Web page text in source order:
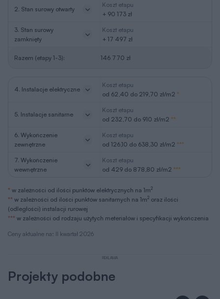
Ceny aktualne na: II kwartał 2026
2. Stan surowy otwarty
Koszt etapu
+ 90 173 zł
3. Stan surowy
zamknięty
Koszt etapu
+ 17 497 zł
Razem (etapy 1-3): 146 770 zł
4. Instalacje elektryczne
Koszt etapu
od 62,40 do 219,70 zł/m2 *
5. Instalacje sanitarne
Koszt etapu
od 232,70 do 910 zł/m2 **
6. Wykończenie
zewnętrzne
Koszt etapu
od 126,10 do 638,30 zł/m2 ***
7. Wykończenie
wewnętrzne
Koszt etapu
od 429 do 878,80 zł/m2 ***
* w zależności od ilości punktów elektrycznych na 1m2
** w zależności od ilości punktów sanitarnych na 1m2 oraz ilości
(odległości) instalacji rurowej
*** w zależności od rodzaju użytych meteriałów i specyfikacji wykończenia
REKLAMA
Projekty podobne